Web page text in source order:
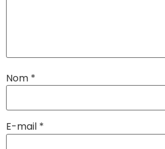
Nom *
E-mail *